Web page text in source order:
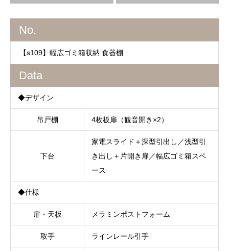
No.
【s109】幅広ゴミ箱収納 食器棚
Data
◆デザイン
吊戸棚 4枚板扉（観音開き×2）
下台
家電スライド＋深型引出し／浅型引
き出し＋片開き扉／幅広ゴミ箱スペ
ース
◆仕様
扉・天板 メラミンポストフォーム
取手 ラインレール引手